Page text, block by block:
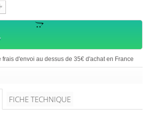
frais d'envoi au dessus de 35€ d'achat en France
FICHE TECHNIQUE